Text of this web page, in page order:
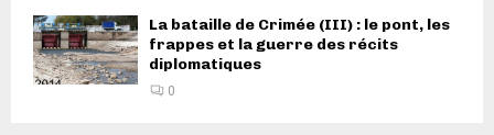
La bataille de Crimée (III) : le pont, les
frappes et la guerre des récits
diplomatiques
0